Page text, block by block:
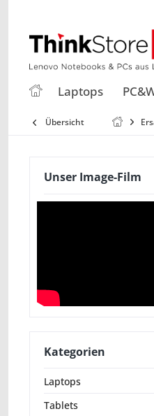
Laptops
Übersicht
Unser Image-Film
Kategorien
Laptops
Tablets